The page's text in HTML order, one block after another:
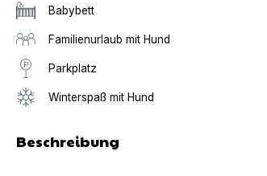
Babybett
Familienurlaub mit Hund
Parkplatz
Winterspaß mit Hund
Beschreibung